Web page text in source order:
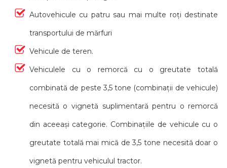
Autovehicule cu patru sau mai multe roți destinate
transportului de mărfuri
Vehicule de teren.
Vehiculele cu o remorcă cu o greutate totală
combinată de peste 3,5 tone (combinații de vehicule)
necesită o vignetă suplimentară pentru o remorcă
din aceeași categorie. Combinațiile de vehicule cu o
greutate totală mai mică de 3,5 tone necesită doar o
vignetă pentru vehiculul tractor.